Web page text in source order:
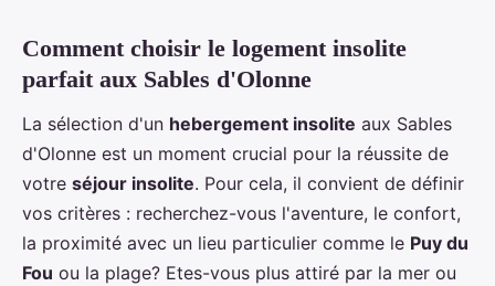
Comment choisir le logement insolite
parfait aux Sables d'Olonne
La sélection d'un hebergement insolite aux Sables
d'Olonne est un moment crucial pour la réussite de
votre séjour insolite. Pour cela, il convient de définir
vos critères : recherchez-vous l'aventure, le confort,
la proximité avec un lieu particulier comme le Puy du
Fou ou la plage? Etes-vous plus attiré par la mer ou